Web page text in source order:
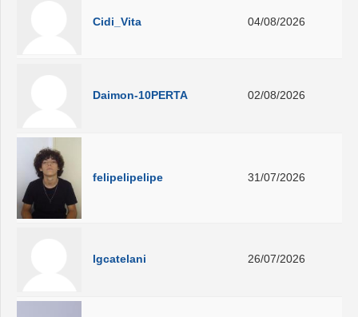
Cidi_Vita 04/08/2026
Daimon-10PERTA 02/08/2026
felipelipelipe 31/07/2026
lgcatelani 26/07/2026